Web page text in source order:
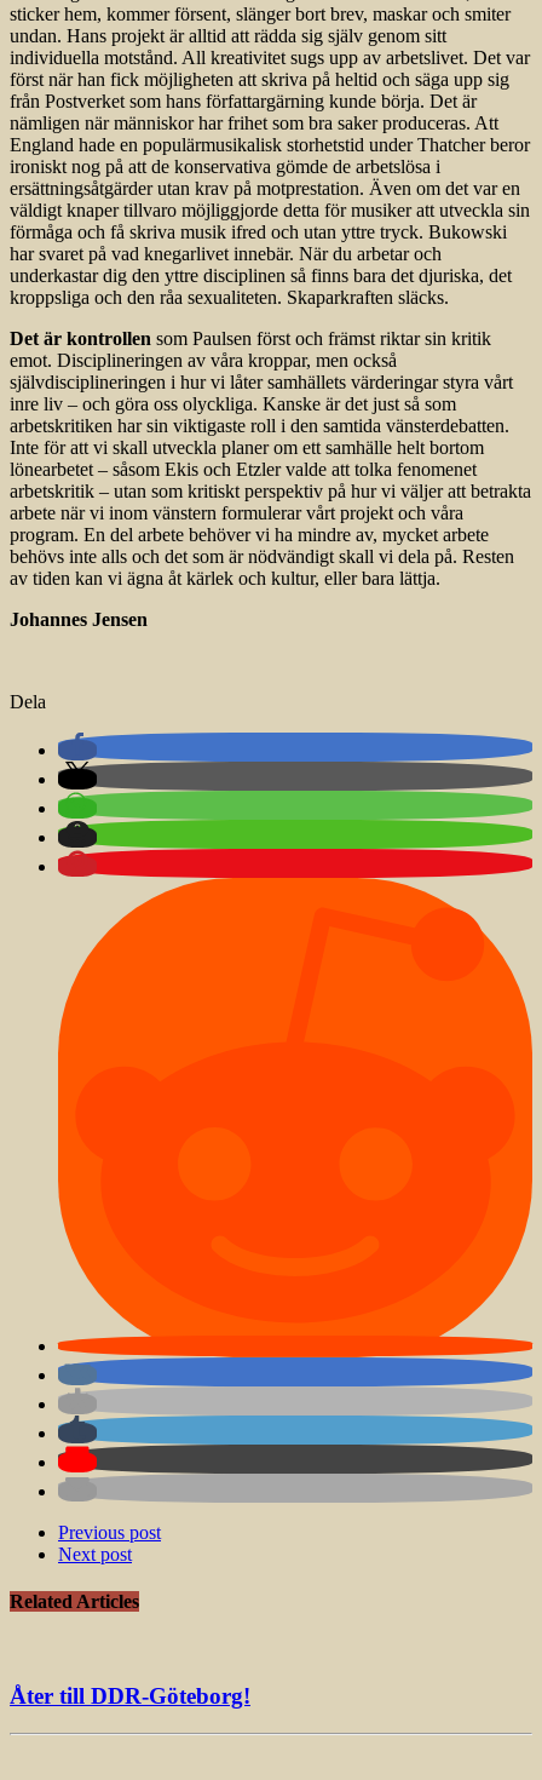
sticker hem, kommer försent, slänger bort brev, maskar och smiter
undan. Hans projekt är alltid att rädda sig själv genom sitt
individuella motstånd. All kreativitet sugs upp av arbetslivet. Det var
först när han fick möjligheten att skriva på heltid och säga upp sig
från Postverket som hans författargärning kunde börja. Det är
nämligen när människor har frihet som bra saker produceras. Att
England hade en populärmusikalisk storhets­tid under Thatcher beror
ironiskt nog på att de konservativa gömde de arbetslösa i
ersättningsåtgärder utan krav på motprestation. Även om det var en
väldigt knaper tillvaro möjliggjorde detta för musiker att utveckla sin
förmåga och få skriva musik ifred och utan yttre tryck. Bukowski
har svaret på vad knegarlivet innebär. När du arbetar och
underkastar dig den yttre disciplinen så finns bara det djuriska, det
kroppsliga och den råa sexualiteten. Skaparkraften släcks.
Det är kontrollen som Paulsen först och främst riktar sin kritik
emot. Disciplineringen av våra kroppar, men också
självdisciplineringen i hur vi låter samhällets värderingar styra vårt
inre liv – och göra oss olyckliga. Kanske är det just så som
arbetskritiken har sin viktigaste roll i den samtida vänsterdebatten.
Inte för att vi skall utveckla planer om ett samhälle helt bortom
lönearbetet – såsom Ekis och Etzler valde att tolka fenomenet
arbetskritik – utan som kritiskt perspektiv på hur vi väljer att betrakta
arbete när vi inom vänstern formulerar vårt projekt och våra
program. En del arbete behöver vi ha mindre av, mycket arbete
behövs inte alls och det som är nödvändigt skall vi dela på. Resten
av tiden kan vi ägna åt kärlek och kultur, eller bara lättja.
Johannes Jensen
Dela
Previous post
Next post
Related Articles
Åter till DDR-Göteborg!